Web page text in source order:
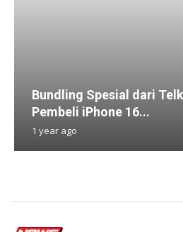
Bundling Spesial dari
Pembeli iPhone 16...
1 year ago